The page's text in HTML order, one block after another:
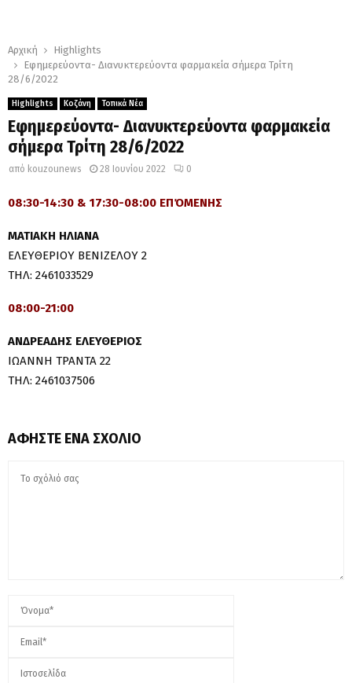
Αρχική
Highlights
Εφημερεύοντα- Διανυκτερεύοντα φαρμακεία σήμερα Τρίτη
28/6/2022
Highlights Κοζάνη Τοπικά Νέα
Εφημερεύοντα- Διανυκτερεύοντα φαρμακεία
σήμερα Τρίτη 28/6/2022
από kouzounews 28 Ιουνίου 2022 0
08:30-14:30 & 17:30-08:00 ΕΠΌΜΕΝΗΣ
ΜΑΤΙΑΚΗ ΗΛΙΑΝΑ
ΕΛΕΥΘΕΡΙΟΥ ΒΕΝΙΖΕΛΟΥ 2
ΤΗΛ: 2461033529
08:00-21:00
ΑΝΔΡΕΑΔΗΣ ΕΛΕΥΘΕΡΙΟΣ
ΙΩΑΝΝΗ ΤΡΑΝΤΑ 22
ΤΗΛ: 2461037506
ΑΦΉΣΤΕ ΈΝΑ ΣΧΌΛΙΟ